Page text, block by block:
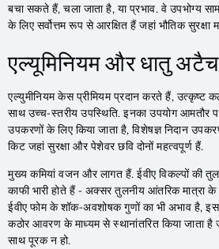
बचा सकते हैं, चला जाता है, या प्रभाव. वे उपभोग्य
के लिए सर्वोत्तम रूप से आरक्षित हैं जहां भौतिक सुरक्षा
एल्यूमिनियम और धातु
एल्युमीनियम केस प्रीमियम प्रदान करते हैं, उत्कृष्ट
साथ उच्च-स्तरीय उपस्थिति. इनका उपयोग आमतौर
उपकरणों के लिए किया जाता है, विशेषज्ञ निदान
किट जहां सुरक्षा और पेशेवर छवि दोनों महत्वपूर्ण हैं.
मुख्य कमियां वजन और लागत हैं. ईवीए विकल्पों की
काफी भारी होते हैं - अक्सर तुलनीय आंतरिक मात्रा
ईवीए फोम के शॉक-अवशोषक गुणों का भी अभाव है,
कठोर आवरण के माध्यम से स्थानांतरित किया जाता
साथ पूरक न हो.